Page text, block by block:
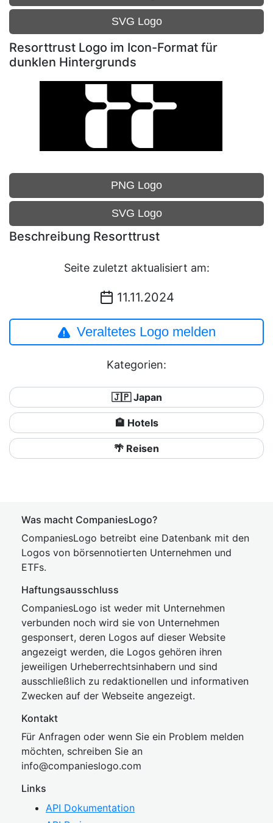
SVG Logo
Resorttrust Logo im Icon-Format für
dunklen Hintergrunds
PNG Logo
SVG Logo
Beschreibung Resorttrust
Seite zuletzt aktualisiert am:
11.11.2024
Veraltetes Logo melden
Kategorien:
🇯🇵 Japan
🏨 Hotels
🌴 Reisen
Was macht CompaniesLogo?
CompaniesLogo betreibt eine Datenbank mit den
Logos von börsennotierten Unternehmen und
ETFs.
Haftungsausschluss
CompaniesLogo ist weder mit Unternehmen
verbunden noch wird sie von Unternehmen
gesponsert, deren Logos auf dieser Website
angezeigt werden, die Logos gehören ihren
jeweiligen Urheberrechtsinhabern und sind
ausschließlich zu redaktionellen und informativen
Zwecken auf der Webseite angezeigt.
Kontakt
Für Anfragen oder wenn Sie ein Problem melden
möchten, schreiben Sie an
info@companieslogo.com
Links
API Dokumentation